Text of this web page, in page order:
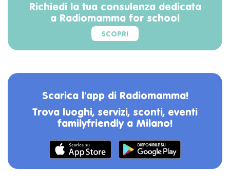
Richiedi la tua consulenza dedicata
a Radiomamma for school
SCOPRI
Scarica l'app di Radiomamma!
Trova luoghi, servizi, sconti, eventi
familyfriendly a Milano!